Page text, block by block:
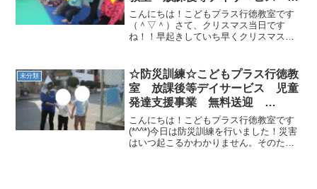
童発達支援事業 無料送迎
ADHD 発達障害 運動療育 行
徳 南行徳 妙典 市川市 浦安
こんにちは！こどもプラス行徳教室です
（＾▽＾）さて、クリスマス当日です
ね！！早起きしていち早くクリスマスプ
な元気に登所しています☆プレゼントも
らった人ー？と聞くとはーい...
未分類
☆防災訓練☆こどもプラス行徳教
室 放課後等デイサービス 児童
発達支援事業 無料送迎
ADHD 自閉症 発達障がい 運
動療育 遊び 南行徳 市川市
浦安市
こんにちは！こどもプラス行徳教室です
(*^^*)今日は防災訓練を行いました！災害
はいつ起こるかわかりません。そのため